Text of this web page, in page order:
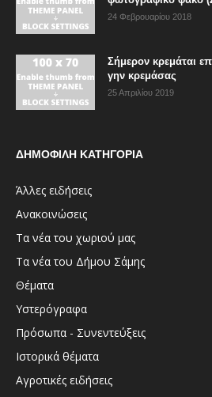
24 Φεβρουαρίου 2018
Σήμερον κρεμάται
γην κρεμάσας
25 Απριλίου 2019
ΔΗΜΟΦΙΛΗ ΚΑΤΗΓΟΡΙΑ
Άλλες ειδήσεις
Ανακοινώσεις
Τα νέα του χωριού μας
Τα νέα του Δήμου Σάμης
Θέματα
Υστερόγραφα
Πρόσωπα - Συνεντεύξεις
Ιστορικά θέματα
Αγροτικές ειδήσεις